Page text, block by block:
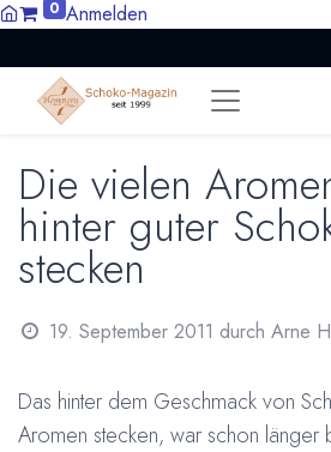
0 Anmelden
Die vielen
hinter guter
stecken
19. September 2011 durch Arne
Das hinter dem Geschmack von
Aromen stecken, war schon länger